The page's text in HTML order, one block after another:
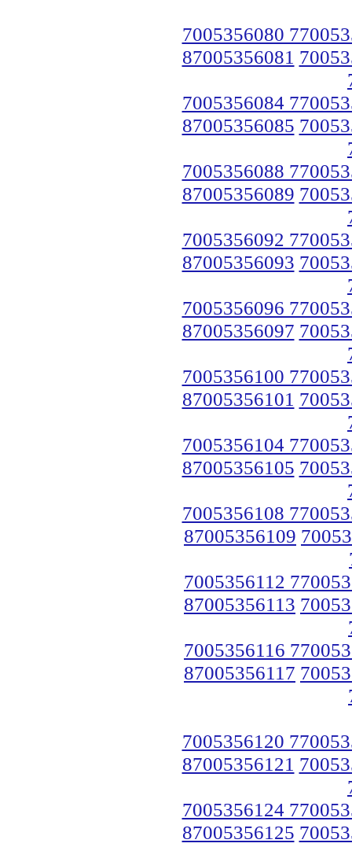
7005356080
87005356081
7005356084
87005356085
7005356088
87005356089
7005356092
87005356093
7005356096
87005356097
7005356100
87005356101
7005356104
87005356105
7005356108
87005356109
7005356112
87005356113
7005356116
87005356117
7005356120
87005356121
7005356124
87005356125